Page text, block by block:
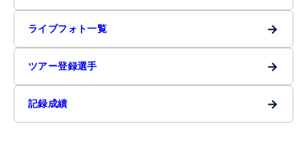
ライブフォト一覧 →
ツアー登録選手 →
記録成績 →